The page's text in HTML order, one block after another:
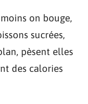
on bouge,
sucrées,
pèsent elles
des calories